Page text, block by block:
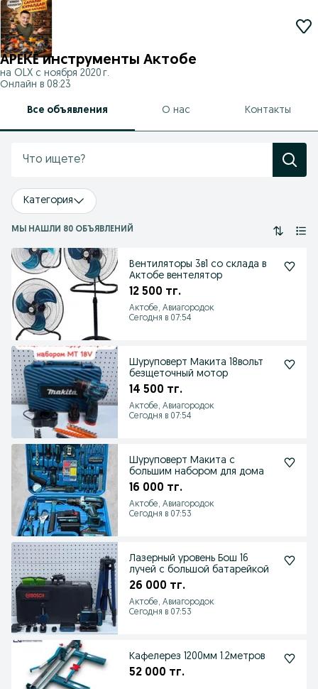
АРЕКЕ инструменты Актобе
на OLX с ноября 2020 г.
Онлайн в 08:23
Все объявления О нас Контакты
Категория
МЫ НАШЛИ 80 ОБЪЯВЛЕНИЙ
Вентиляторы 3в1 со склада в
Актобе вентелятор
12 500 тг.
Актобе, Авиагородок
Сегодня в 07:54
Шуруповерт Макита 18вольт
безщеточный мотор
14 500 тг.
Актобе, Авиагородок
Сегодня в 07:54
Шуруповерт Макита с
большим набором для дома
16 000 тг.
Актобе, Авиагородок
Сегодня в 07:53
Лазерный уровень Бош 16
лучей с большой батарейкой
26 000 тг.
Актобе, Авиагородок
Сегодня в 07:53
Кафелерез 1200мм 1.2метров
52 000 тг.